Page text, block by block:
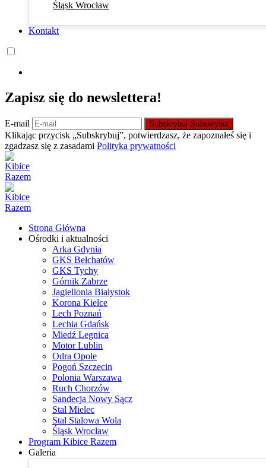
Śląsk Wrocław
Kontakt
Zapisz się do newslettera!
E-mail Subskrybuj Subskrybuj
Klikając przycisk „Subskrybuj”, potwierdzasz, że zapoznałeś się i
zgadzasz się z zasadami Polityka prywatności
Strona Główna
Ośrodki i aktualności
Arka Gdynia
GKS Bełchatów
GKS Tychy
Górnik Zabrze
Jagiellonia Białystok
Korona Kielce
Lech Poznań
Lechia Gdańsk
Miedź Legnica
Motor Lublin
Odra Opole
Pogoń Szczecin
Polonia Warszawa
Ruch Chorzów
Sandecja Nowy Sącz
Stal Mielec
Stal Stalowa Wola
Śląsk Wrocław
Program Kibice Razem
Galeria